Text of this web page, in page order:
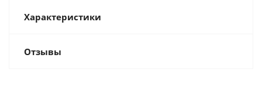
Характеристики
Отзывы